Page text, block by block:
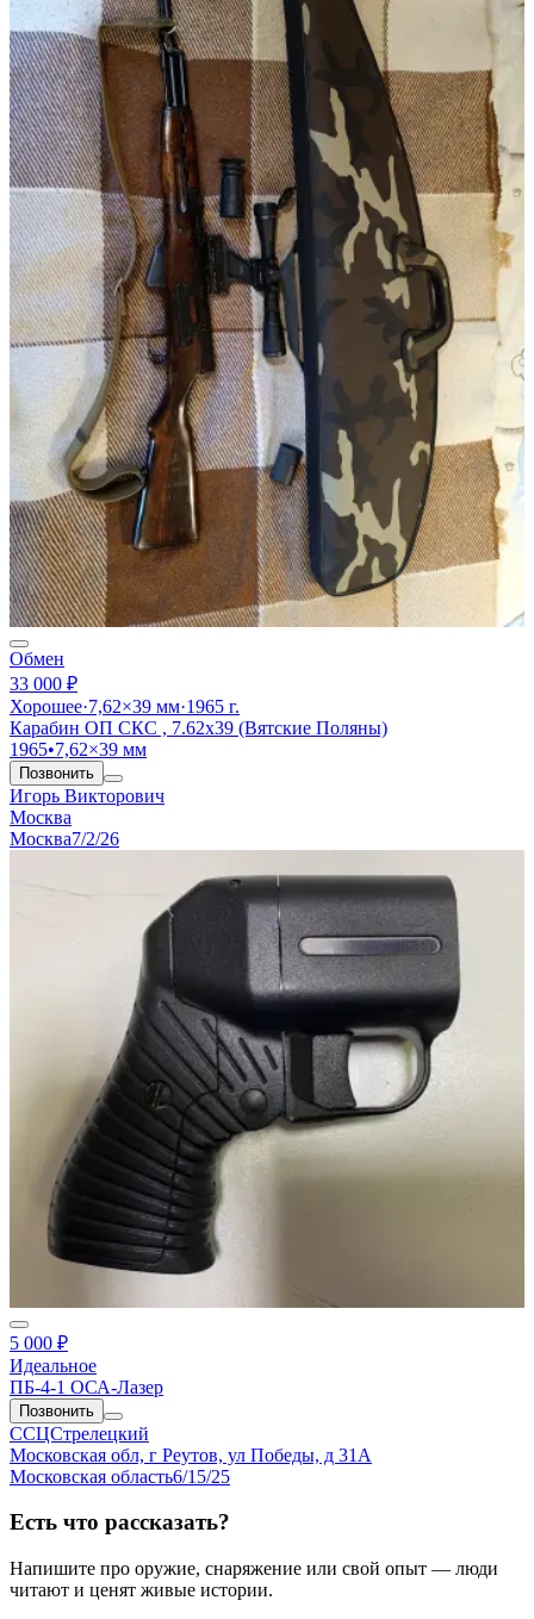
Обмен
33 000 ₽
Хорошее·7,62×39 мм·1965 г.
Карабин ОП СКС , 7.62х39 (Вятские Поляны)
1965•7,62×39 мм
Позвонить
Игорь Викторович
Москва
Москва7/2/26
5 000 ₽
Идеальное
ПБ-4-1 ОСА-Лазер
Позвонить
ССЦСтрелецкий
Московская обл, г Реутов, ул Победы, д 31А
Московская область6/15/25
Есть что рассказать?
Напишите про оружие, снаряжение или свой опыт — люди
читают и ценят живые истории.